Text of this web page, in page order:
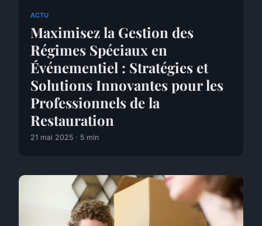
ACTU
Maximisez la Gestion des
Régimes Spéciaux en
Événementiel : Stratégies et
Solutions Innovantes pour les
Professionnels de la
Restauration
21 mai 2025 · 5 min